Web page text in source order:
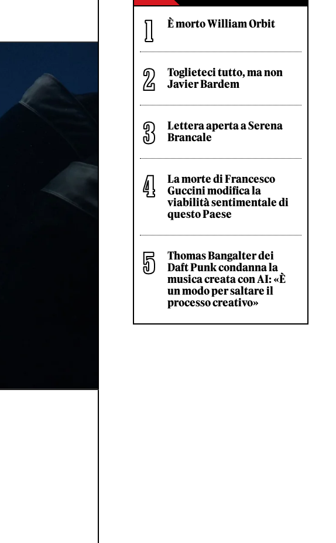
È morto William Orbit
Toglieteci tutto, ma non
Javier Bardem
Lettera aperta a Serena
Brancale
La morte di Francesco
Guccini modifica la
viabilità sentimentale di
questo Paese
Thomas Bangalter dei
Daft Punk condanna la
musica creata con AI: «È
un modo per saltare il
processo creativo»